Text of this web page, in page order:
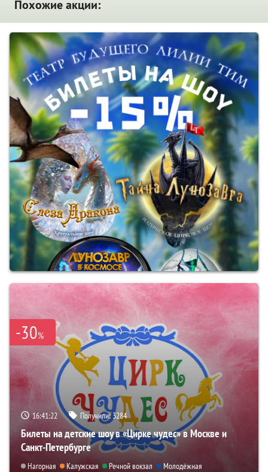
Похожие акции:
-30%
16:41:21 Получили:3284
Билеты на детские шоу в «Цирке чудес» в Москве и
Санкт-Петербурге
Нагорная Калужская Речной вокзал Молодёжная